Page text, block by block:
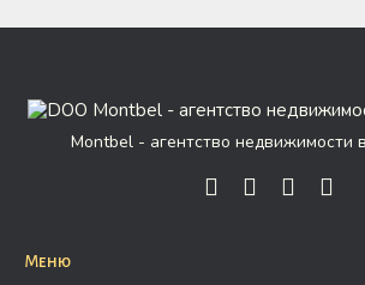
Montbel - агентство недвижимости
Меню